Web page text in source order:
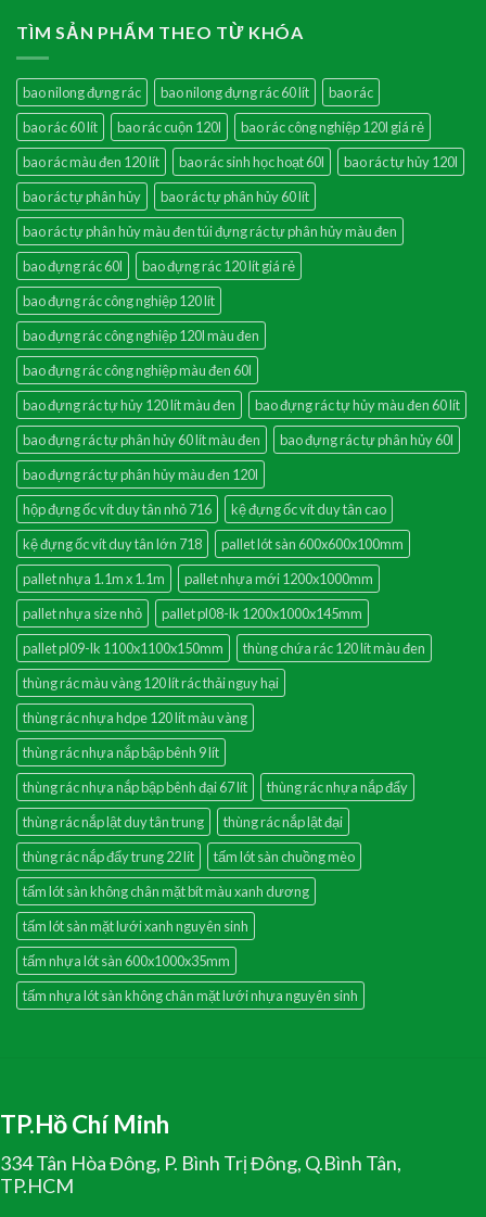
TÌM SẢN PHẨM THEO TỪ KHÓA
bao nilong đựng rác bao nilong đựng rác 60 lít
bao rác
bao rác 60 lít
bao rác cuộn 120l
bao rác công nghiệp 120l giá rẻ
bao rác màu đen 120 lít
bao rác sinh học hoạt 60l
bao rác tự hủy 120l
bao rác tự phân hủy
bao rác tự phân hủy 60 lít
bao rác tự phân hủy màu đen túi đựng rác tự phân hủy màu đen
bao đựng rác 60l
bao đựng rác 120 lít giá rẻ
bao đựng rác công nghiệp 120 lít
bao đựng rác công nghiệp 120l màu đen
bao đựng rác công nghiệp màu đen 60l
bao đựng rác tự hủy 120 lít màu đen
bao đựng rác tự hủy màu đen 60 lít
bao đựng rác tự phân hủy 60 lít màu đen
bao đựng rác tự phân hủy 60l
bao đựng rác tự phân hủy màu đen 120l
hộp đựng ốc vít duy tân nhỏ 716
kệ đựng ốc vít duy tân cao
kệ đựng ốc vít duy tân lớn 718
pallet lót sàn 600x600x100mm
pallet nhựa 1.1m x 1.1m
pallet nhựa mới 1200x1000mm
pallet nhựa size nhỏ
pallet pl08-lk 1200x1000x145mm
pallet pl09-lk 1100x1100x150mm
thùng chứa rác 120 lít màu đen
thùng rác màu vàng 120 lít rác thải nguy hại
thùng rác nhựa hdpe 120 lít màu vàng
thùng rác nhựa nắp bập bênh 9 lít
thùng rác nhựa nắp bập bênh đại 67 lít
thùng rác nhựa nắp đẩy
thùng rác nắp lật duy tân trung
thùng rác nắp lật đại
thùng rác nắp đẩy trung 22 lít
tấm lót sàn chuồng mèo
tấm lót sàn không chân mặt bít màu xanh dương
tấm lót sàn mặt lưới xanh nguyên sinh
tấm nhựa lót sàn 600x1000x35mm
tấm nhựa lót sàn không chân mặt lưới nhựa nguyên sinh
TP.Hồ Chí Minh
334 Tân Hòa Đông, P. Bình Trị Đông, Q.Bình Tân,
TP.HCM